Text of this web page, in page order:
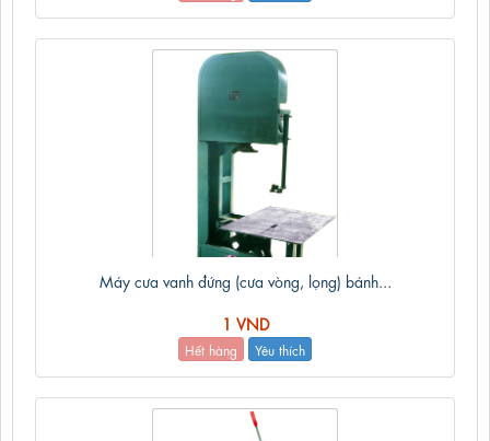
Máy cưa vanh đứng (cưa vòng, lọng) bánh...
1 VND
Hết hàng Yêu thích